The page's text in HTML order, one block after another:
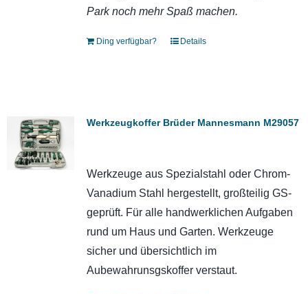
Park noch mehr Spaß machen.
Ding verfügbar? Details
Werkzeugkoffer Brüder Mannesmann M29057
Werkzeuge aus Spezialstahl oder Chrom-
Vanadium Stahl hergestellt, großteilig GS-
geprüft. Für alle handwerklichen Aufgaben
rund um Haus und Garten. Werkzeuge
sicher und übersichtlich im
Aubewahrunsgskoffer verstaut.